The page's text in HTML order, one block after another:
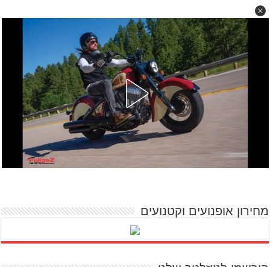
מחירון אופנועים וקטנועים